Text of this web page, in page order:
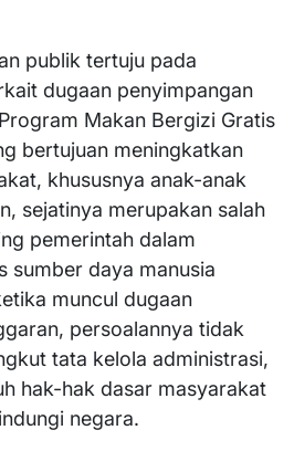
publik tertuju pada
dugaan penyimpangan
Makan Bergizi Gratis
bertujuan meningkatkan
khususnya anak-anak
sejatinya merupakan salah
pemerintah dalam
sumber daya manusia
muncul dugaan
persoalannya tidak
tata kelola administrasi,
hak-hak dasar masyarakat
negara.